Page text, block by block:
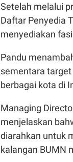
Setelah melalui
Daftar Penyedia
menyediakan
Pandu
sementara target
berbagai kota di
Managing
menjelaskan
diarahkan untuk
kalangan BUMN